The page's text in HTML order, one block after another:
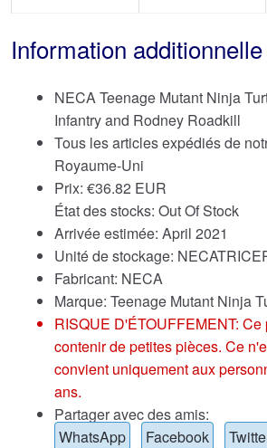
Information additionnelle
NECA Teenage Mutant Ninja
Infantry and Rodney Roadkill
Tous les articles expédiés de
Royaume-Uni
Prix: €36.82 EUR
État des stocks: Out Of Stock
Arrivée estimée: April 2021
Unité de stockage:
Fabricant: NECA
Marque: Teenage Mutant Ninja
RISQUE D'ÉTOUFFEMENT: Ce
contenir de petites pièces. Ce
convient uniquement aux
ans.
Partager avec des amis:
WhatsApp
Facebook